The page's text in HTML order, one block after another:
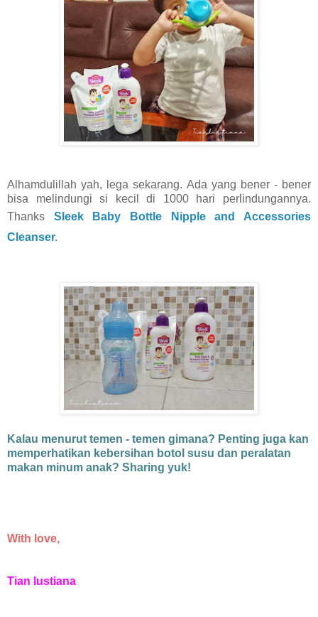
Alhamdulillah yah, lega sekarang. Ada yang bener - bener
bisa melindungi si kecil di 1000 hari perlindungannya.
Thanks Sleek Baby Bottle Nipple and Accessories
Cleanser.
Kalau menurut temen - temen gimana? Penting juga kan
memperhatikan kebersihan botol susu dan peralatan
makan minum anak? Sharing yuk!
With love,
Tian lustiana